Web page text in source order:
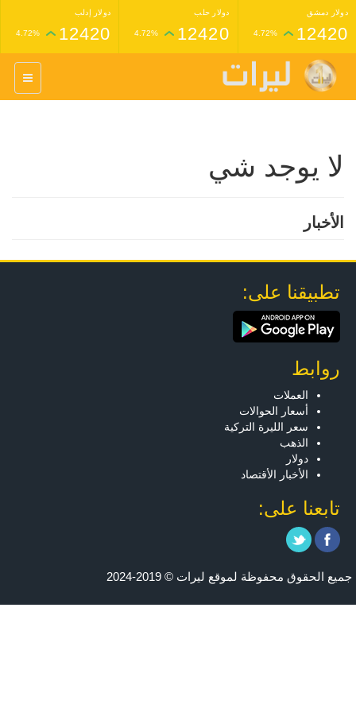
دولار دمشق
12420
4.72%
دولار حلب
12420
4.72%
دولار إدلب
12420
4.72%
غرام عيار 24 ذهب
1,398,000
4.33%
1,227,000
لا يوجد شي
الأخبار
تطبيقنا على:
روابط
العملات
أسعار الحوالات
سعر الليرة التركية
الذهب
دولار
الأخبار الأقتصاد
تابعنا على:
جميع الحقوق محفوظة لموقع ليرات © 2019-2024